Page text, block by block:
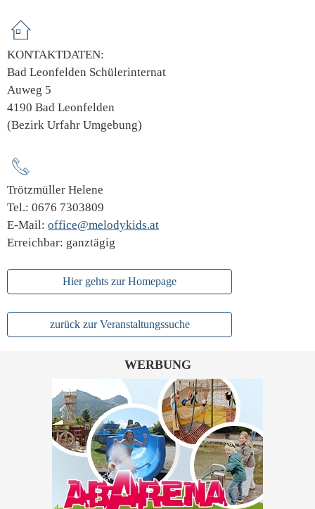
KONTAKTDATEN:
Bad Leonfelden Schülerinternat
Auweg 5
4190 Bad Leonfelden
(Bezirk Urfahr Umgebung)
Trötzmüller Helene
Tel.: 0676 7303809
E-Mail: office@melodykids.at
Erreichbar: ganztägig
Hier gehts zur Homepage
zurück zur Veranstaltungssuche
WERBUNG